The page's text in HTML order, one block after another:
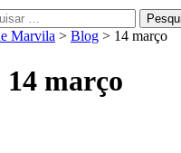
Marvila > Blog > 14 março
14 março